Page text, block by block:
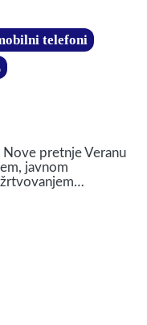
telefoni
Nove pretnje Veranu
javnom